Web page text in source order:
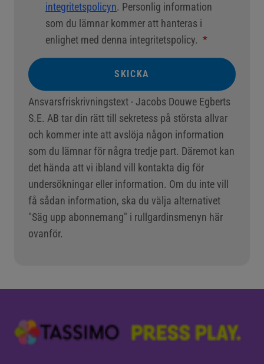
integritetspolicyn. Personlig information
som du lämnar kommer att hanteras i
enlighet med denna integritetspolicy.
SKICKA
Ansvarsfriskrivningstext - Jacobs Douwe Egberts
S.E. AB tar din rätt till sekretess på största allvar
och kommer inte att avslöja någon information
som du lämnar för några tredje part. Däremot kan
det hända att vi ibland vill kontakta dig för
undersökningar eller information. Om du inte vill
få sådan information, ska du välja alternativet
"Säg upp abonnemang" i rullgardinsmenyn här
ovanför.